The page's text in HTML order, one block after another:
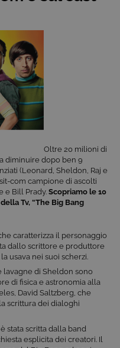
Oltre 20 milioni di
diminuire dopo ben 9
(Leonard, Sheldon, Raj e
sit-com campione di ascolti
e Bill Prady. Scopriamo le 10
Tv, “The Big Bang
caratterizza il personaggio
dallo scrittore e produttore
usava nei suoi scherzi.
di Sheldon sono
di fisica e astronomia alla
David Saltzberg, che
scrittura dei dialoghi
è stata scritta dalla band
esplicita dei creatori. Il